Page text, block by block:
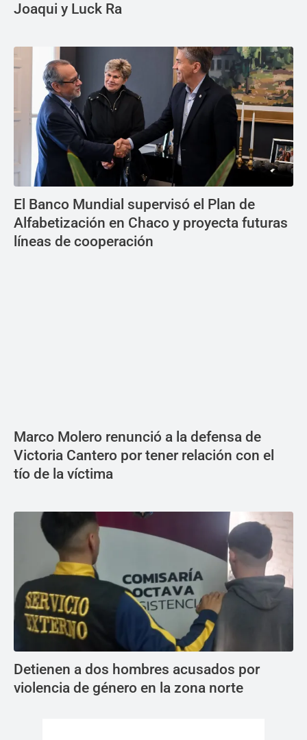
Joaqui y Luck Ra
El Banco Mundial supervisó el Plan de
Alfabetización en Chaco y proyecta futuras
líneas de cooperación
Marco Molero renunció a la defensa de
Victoria Cantero por tener relación con el
tío de la víctima
Detienen a dos hombres acusados por
violencia de género en la zona norte